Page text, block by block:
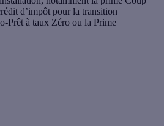
d’impôt pour la transition
Prêt à taux Zéro ou la Prime